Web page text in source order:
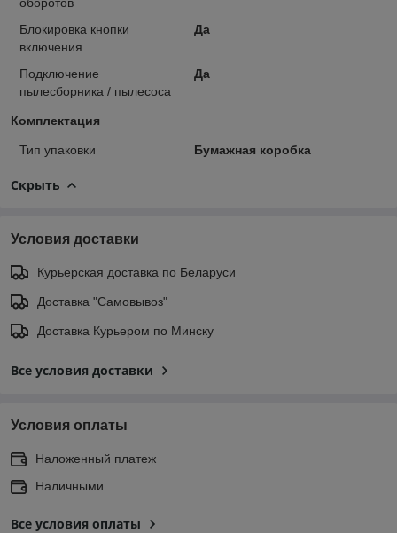
Блокировка кнопки
включения
Да
Подключение
пылесборника / пылесоса
Да
Комплектация
Тип упаковки Бумажная коробка
Скрыть
Условия доставки
Курьерская доставка по Беларуси
Доставка "Самовывоз"
Доставка Курьером по Минску
Все условия доставки
Условия оплаты
Наложенный платеж
Наличными
Все условия оплаты